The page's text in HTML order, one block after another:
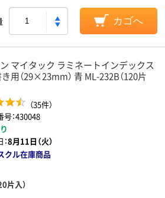
カゴへ
マイタック ラミネートインデックス
用（29×23mm） 青 ML-232B（120片
（35件）
：430048
8月11日（火）
クル在庫商品
片入）